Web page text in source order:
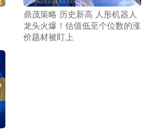
鼎茂策略 历史新高 人形机器人
龙头火爆！估值低至个位数的涨
价题材被盯上